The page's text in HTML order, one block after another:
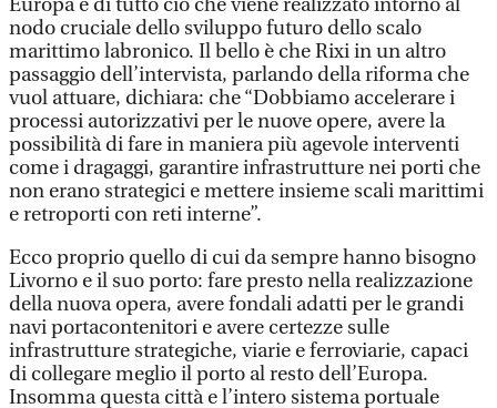
Europa e di tutto ciò che viene realizzato intorno al
nodo cruciale dello sviluppo futuro dello scalo
marittimo labronico. Il bello è che Rixi in un altro
passaggio dell’intervista, parlando della riforma che
vuol attuare, dichiara: che “Dobbiamo accelerare i
processi autorizzativi per le nuove opere, avere la
possibilità di fare in maniera più agevole interventi
come i dragaggi, garantire infrastrutture nei porti che
non erano strategici e mettere insieme scali marittimi
e retroporti con reti interne”.
Ecco proprio quello di cui da sempre hanno bisogno
Livorno e il suo porto: fare presto nella realizzazione
della nuova opera, avere fondali adatti per le grandi
navi portacontenitori e avere certezze sulle
infrastrutture strategiche, viarie e ferroviarie, capaci
di collegare meglio il porto al resto dell’Europa.
Insomma questa città e l’intero sistema portuale